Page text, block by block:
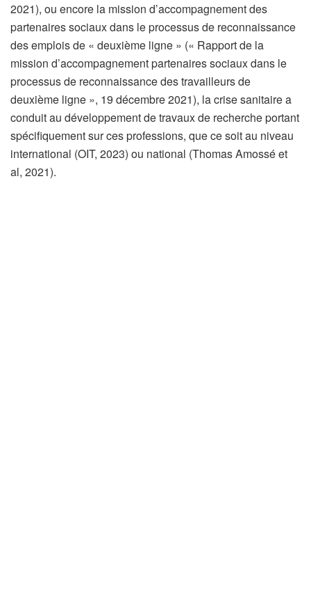
2021), ou encore la mission d’accompagnement des
partenaires sociaux dans le processus de reconnaissance
des emplois de « deuxième ligne » (« Rapport de la
mission d’accompagnement partenaires sociaux dans le
processus de reconnaissance des travailleurs de
deuxième ligne », 19 décembre 2021), la crise sanitaire a
conduit au développement de travaux de recherche portant
spécifiquement sur ces professions, que ce soit au niveau
international (OIT, 2023) ou national (Thomas Amossé et
al, 2021).